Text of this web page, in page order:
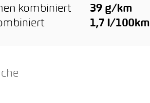
kombiniert
39 g/km
1,7 l/100km